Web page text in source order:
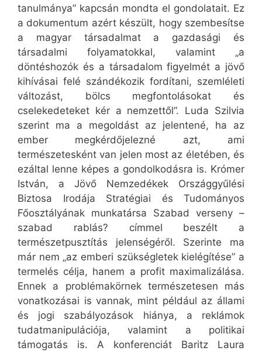
tanulmánya” kapcsán mondta el gondolatait. Ez
a dokumentum azért készült, hogy szembesítse
a magyar társadalmat a gazdasági és
társadalmi folyamatokkal, valamint „a
döntéshozók és a társadalom figyelmét a jövő
kihívásai felé szándékozik fordítani, szemléleti
változást, bölcs megfontolásokat és
cselekedeteket kér a nemzettől”. Luda Szilvia
szerint ma a megoldást az jelentené, ha az
ember megkérdőjelezné azt, ami
természetesként van jelen most az életében, és
ezáltal lenne képes a gondolkodásra is. Krómer
István, a Jövő Nemzedékek Országgyűlési
Biztosa Irodája Stratégiai és Tudományos
Főosztályának munkatársa Szabad verseny –
szabad rablás? címmel beszélt a
természetpusztítás jelenségéről. Szerinte ma
már nem „az emberi szükségletek kielégítése” a
termelés célja, hanem a profit maximalizálása.
Ennek a problémakörnek természetesen más
vonatkozásai is vannak, mint például az állami
és jogi szabályozások hiánya, a reklámok
tudatmanipulációja, valamint a politikai
támogatás is. A konferenciát Baritz Laura